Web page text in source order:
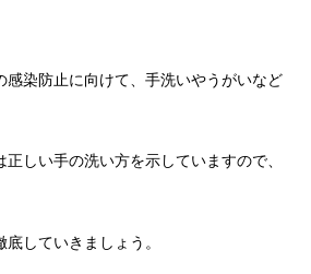
染防止に向けて、手洗いやうがいなど
しい手の洗い方を示していますので、
していきましょう。